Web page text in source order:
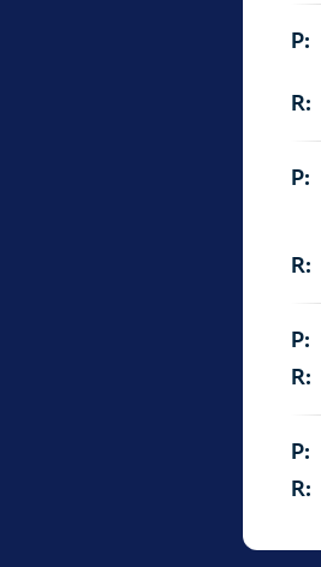
P:
R:
P:
R:
P:
R:
P:
R: